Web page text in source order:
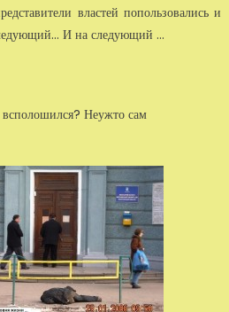
властей попользовались и
И на следующий ...
Неужто сам